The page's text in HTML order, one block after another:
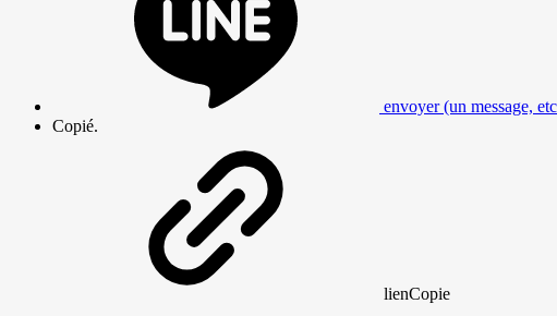
envoyer (un message,
Copié.
lienCopie